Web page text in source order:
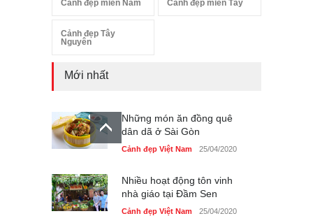
Cảnh đẹp miền Nam Cảnh đẹp miền Tây
Cảnh đẹp Tây
Nguyên
Mới nhất
Những món ăn đồng quê
dân dã ở Sài Gòn
Cảnh đẹp Việt Nam 25/04/2020
Nhiều hoạt động tôn vinh
nhà giáo tại Đầm Sen
Cảnh đẹp Việt Nam 25/04/2020